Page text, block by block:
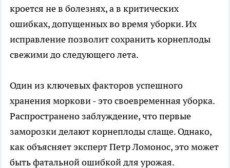
кроется не в болезнях, а в критических
ошибках, допущенных во время уборки. Их
исправление позволит сохранить корнеплоды
свежими до следующего лета.
Один из ключевых факторов успешного
хранения моркови - это своевременная уборка.
Распространено заблуждение, что первые
заморозки делают корнеплоды слаще. Однако,
как объясняет эксперт Петр Ломонос, это может
быть фатальной ошибкой для урожая.